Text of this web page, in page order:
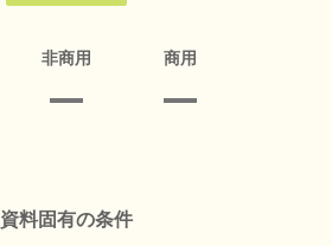
非商用 商用
資料固有の条件